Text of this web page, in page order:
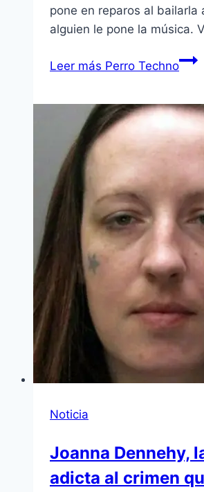
pone en reparos al bailarla
alguien le pone la música.
Leer más Perro Techno
Noticia
Joanna Dennehy,
adicta al crimen